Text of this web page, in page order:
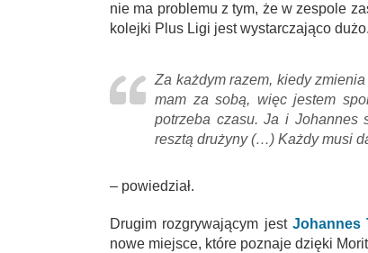
nie ma problemu z tym, że w zespole
kolejki Plus Ligi jest wystarczająco dużo.
Za każdym razem, kiedy
mam za sobą, więc jestem
potrzeba czasu. Ja i Johannes
resztą drużyny (…) Każdy musi
– powiedział.
Drugim rozgrywającym jest Johannes
nowe miejsce, które poznaje dzięki